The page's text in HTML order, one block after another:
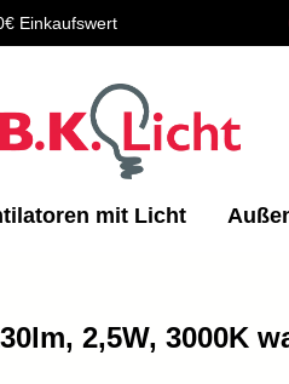
Einkaufswert
mit Licht
2,5W, 3000K